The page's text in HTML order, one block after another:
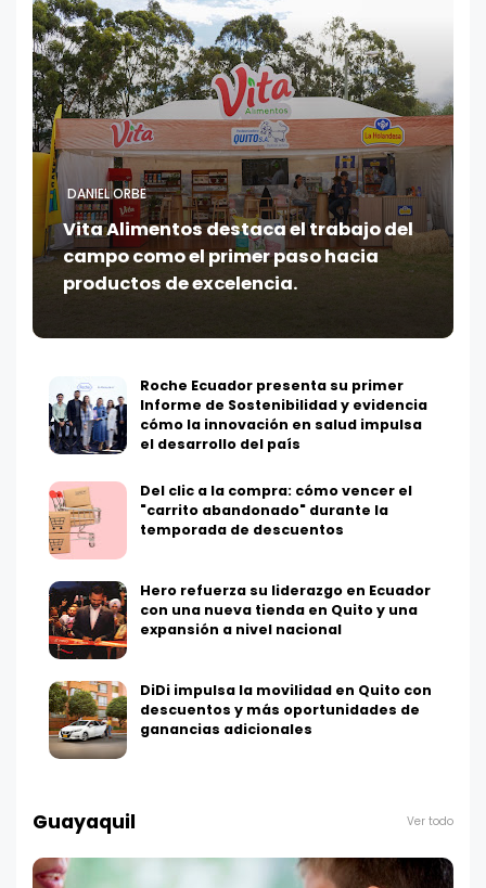
DANIEL ORBE
Vita Alimentos destaca el trabajo del
campo como el primer paso hacia
productos de excelencia.
Roche Ecuador presenta su primer
Informe de Sostenibilidad y evidencia
cómo la innovación en salud impulsa
el desarrollo del país
Del clic a la compra: cómo vencer el
"carrito abandonado" durante la
temporada de descuentos
Hero refuerza su liderazgo en Ecuador
con una nueva tienda en Quito y una
expansión a nivel nacional
DiDi impulsa la movilidad en Quito con
descuentos y más oportunidades de
ganancias adicionales
Guayaquil Ver todo